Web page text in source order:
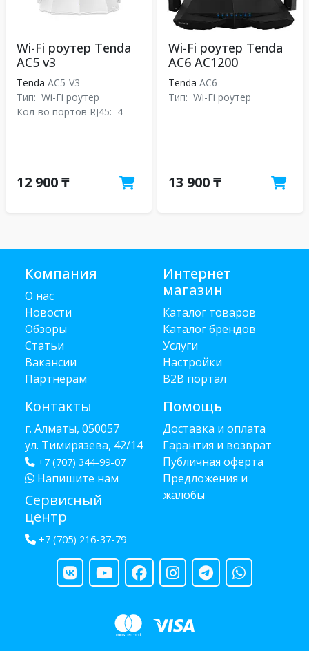
Wi-Fi роутер Tenda
AC5 v3
Tenda AC5-V3
Тип: Wi-Fi роутер
Кол-во портов RJ45: 4
12 900 ₸
Wi-Fi роутер Tenda
AC6 AC1200
Tenda АС6
Тип: Wi-Fi роутер
13 900 ₸
Компания
О нас
Новости
Обзоры
Статьи
Вакансии
Партнёрам
Контакты
г. Алматы, 050057
ул. Тимирязева, 42/14
+7 (707) 344-99-07
Напишите нам
Сервисный
центр
+7 (705) 216-37-79
Интернет
магазин
Каталог товаров
Каталог брендов
Услуги
Настройки
B2B портал
Помощь
Доставка и оплата
Гарантия и возврат
Публичная оферта
Предложения и
жалобы